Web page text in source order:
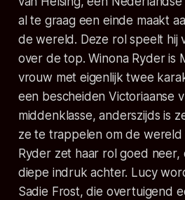
al te graag een einde maakt
de wereld. Deze rol speelt hij
over de top. Winona Ryder is
vrouw met eigenlijk twee
een bescheiden Victoriaanse
middenklasse, anderszijds is
ze te trappelen om de
Ryder zet haar rol goed
diepe indruk achter. Lucy
Sadie Frost, die overtuigend